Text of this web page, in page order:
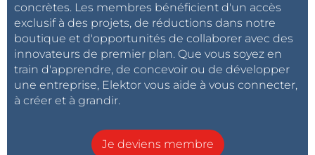
concrètes. Les membres bénéficient d'un accès
exclusif à des projets, de réductions dans notre
boutique et d'opportunités de collaborer avec des
innovateurs de premier plan. Que vous soyez en
train d'apprendre, de concevoir ou de développer
une entreprise, Elektor vous aide à vous connecter,
à créer et à grandir.
Je deviens membre